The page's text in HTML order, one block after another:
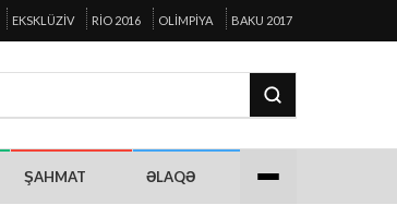
EKSKLÜZIV RIO 2016 OLIMPIYA BAKU 2017
ŞAHMAT ƏLAQƏ